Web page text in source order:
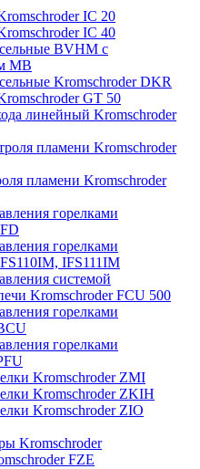
IC 20
IC 40
BVHM с
МВ
Kromschroder DKR
GT 50
линейный Kromschroder
пламени Kromschroder
пламени Kromschroder
горелками
горелками
IFS111IM
системой
Kromschroder FCU 500
горелками
горелками
Kromschroder ZМI
Kromschroder ZKIH
Kromschroder ZIO
Kromschroder
FZE